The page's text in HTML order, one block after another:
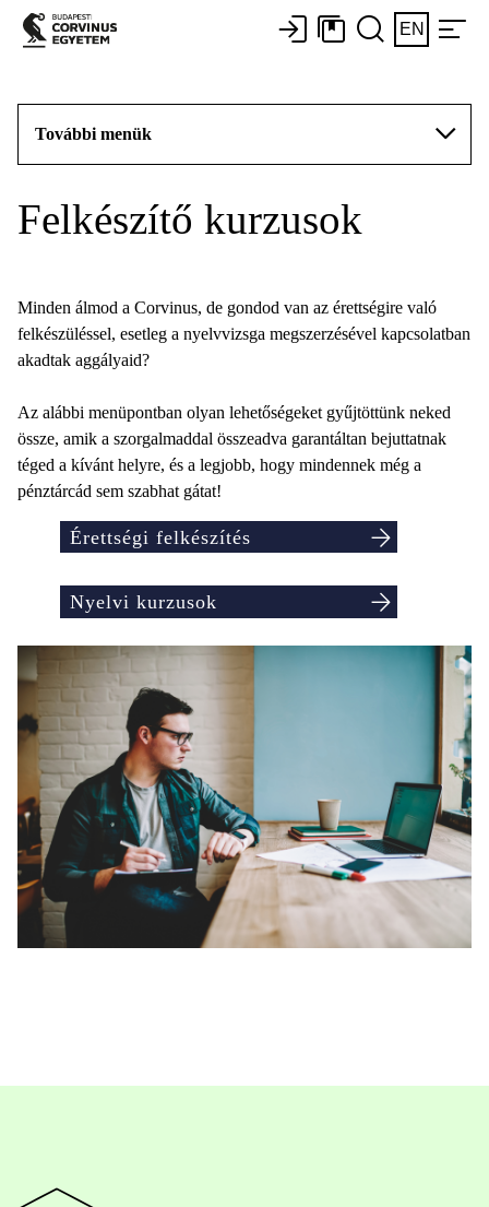
EN
További menük
Felkészítő kurzusok
Minden álmod a Corvinus, de gondod van az érettségire való
felkészüléssel, esetleg a nyelvvizsga megszerzésével kapcsolatban
akadtak aggályaid?
Az alábbi menüpontban olyan lehetőségeket gyűjtöttünk neked
össze, amik a szorgalmaddal összeadva garantáltan bejuttatnak
téged a kívánt helyre, és a legjobb, hogy mindennek még a
pénztárcád sem szabhat gátat!
Érettségi felkészítés
Nyelvi kurzusok